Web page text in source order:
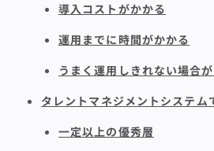
導入コストがかかる
運用までに時間がかかる
うまく運用しきれない場合
タレントマネジメントシステム
一定以上の優秀層